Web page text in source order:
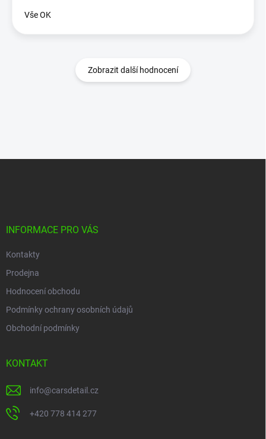
Vše OK
Zobrazit další hodnocení
INFORMACE PRO VÁS
Kontakty
Prodejna
Hodnocení obchodu
Podmínky ochrany osobních údajů
Obchodní podmínky
KONTAKT
info@carsdetail.cz
+420 778 414 277